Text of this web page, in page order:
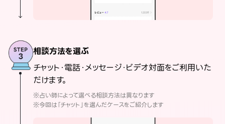
相談方法を選ぶ
チャット・電話・メッセージ・ビデオ対面をご利用いた
だけます。
※占い師によって選べる相談方法は異なります
※今回は「チャット」を選んだケースをご紹介します